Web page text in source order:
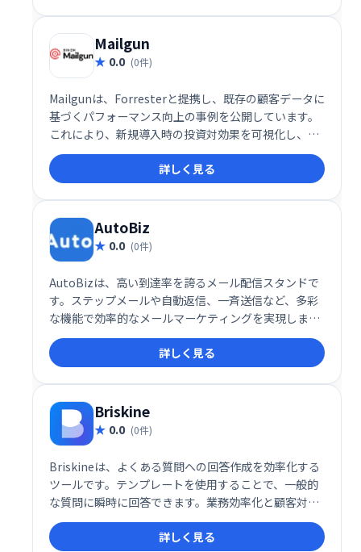
テンツ制作に必要な機能を一元化しています。
Mailgun
0.0 (0件)
Mailgunは、Forresterと提携し、既存の顧客データに
基づくパフォーマンス向上の事例を公開しています。
これにより、新規導入時の投資対効果を可視化し、信
頼性を高めています。
詳しく見る
AutoBiz
0.0 (0件)
AutoBizは、高い到達率を誇るメール配信スタンドで
す。ステップメールや自動返信、一斉送信など、多彩
な機能で効率的なメールマーケティングを実現しま
す。クレジット決済連携にも対応し、スムーズな運用
をサポート。顧客とのエンゲージメント強化に最適な
ツールです。
詳しく見る
Briskine
0.0 (0件)
Briskineは、よくある質問への回答作成を効率化する
ツールです。テンプレートを使用することで、一般的
な質問に瞬時に回答できます。業務効率化と顧客対応
の迅速化を実現し、よりスムーズなコミュニケーショ
ンをサポートします。時間と労力の節約に繋がり、顧
詳しく見る